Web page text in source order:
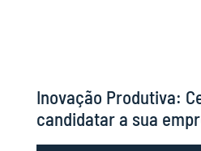
Inovação Produtiva:
candidatar a sua